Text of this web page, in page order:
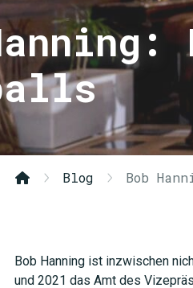
Blog Bob
Bob Hanning ist inzwischen
und 2021 das Amt des